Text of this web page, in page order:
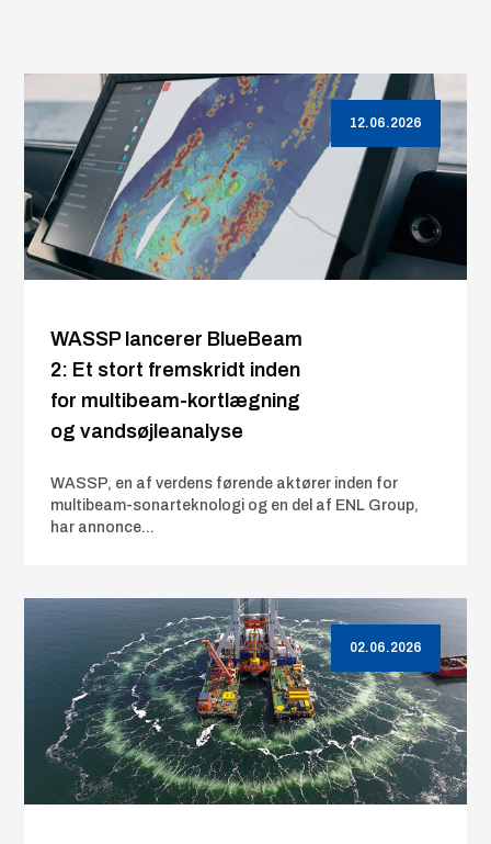
WASSP lancerer BlueBeam
2: Et stort fremskridt inden
for multibeam-kortlægning
og vandsøjleanalyse
WASSP, en af verdens førende aktører inden for
multibeam-sonarteknologi og en del af ENL Group,
har annonce...
12.06.2026
02.06.2026